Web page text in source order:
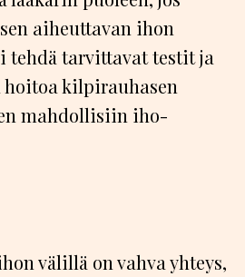
aiheuttavan ihon
tehdä tarvittavat testit ja
kilpirauhasen
mahdollisiin iho-
välillä on vahva yhteys,